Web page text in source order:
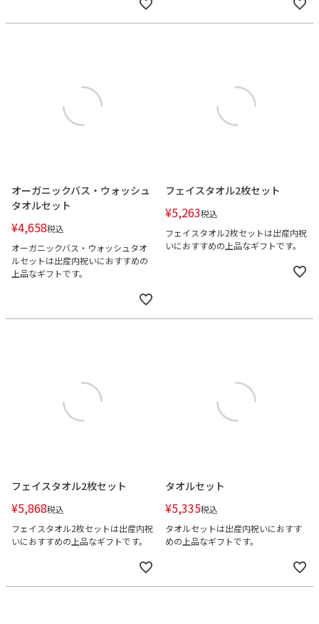
オーガニックバス・ウォッシュ
タオルセット
¥4,658税込
オーガニックバス・ウォッシュタオ
ルセットは出産内祝いにおすすめの
上品なギフトです。
フェイスタオル2枚セット
¥5,263税込
フェイスタオル2枚セットは出産内祝
いにおすすめの上品なギフトです。
フェイスタオル2枚セット
¥5,868税込
フェイスタオル2枚セットは出産内祝
いにおすすめの上品なギフトです。
タオルセット
¥5,335税込
タオルセットは出産内祝いにおすす
めの上品なギフトです。